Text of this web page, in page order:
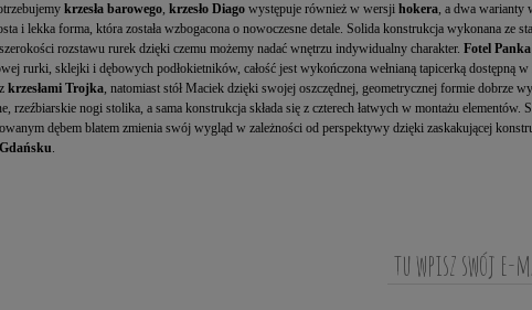
krzesła barowego, krzesło Diago występuje również w wersji hokera, a dwa warianty
i lekka forma, która została wzbogacona o nowoczesne detale. Solida konstrukcja wykonana ze
rozstawu rurek dzięki czemu możemy nadać wnętrzu indywidualny charakter. Fotel Panka
rurki, sklejki i dębowych podłokietników, całość jest wykończona wełnianą tapicerką dostępną
krzesłami Trojka, natomiast stół Maciek dzięki swojej oszczędnej, geometrycznej formie dobrze
rzeźbiarskie nogi stolika, a sama konstrukcja składa się z czterech łatwych w montażu elementów.
dębem blatem zmienia swój wygląd w zależności od perspektywy dzięki zaskakującej
.